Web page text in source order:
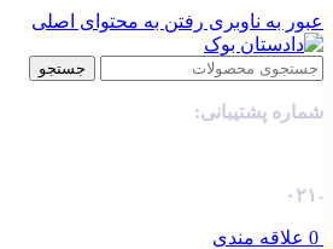
عبور به ناوبری رفتن به محتوای اصلی
جستجو
شماره پشتیبانی:
-۰۲۱
0 علاقه مندی